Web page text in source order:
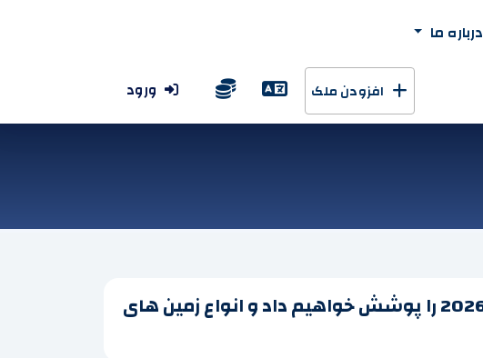
درباره ما
افزودن ملک ورود
ما همه چیز مربوط به بهترین معاملات زمین برای فروش در استانبول برای سال 2026 را پوشش خواهیم داد و انواع زمین های